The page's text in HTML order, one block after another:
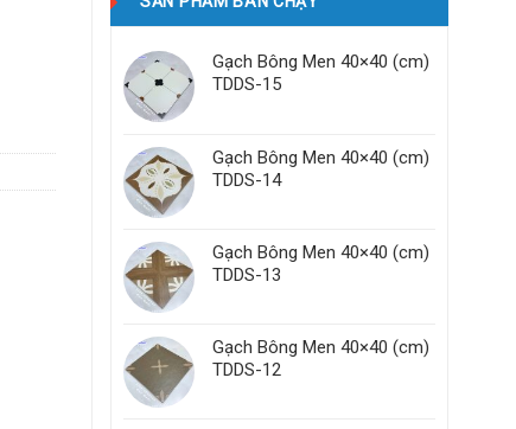
Gạch Bông Men 40×40 (cm)
TDDS-15
Gạch Bông Men 40×40 (cm)
TDDS-14
Gạch Bông Men 40×40 (cm)
TDDS-13
Gạch Bông Men 40×40 (cm)
TDDS-12